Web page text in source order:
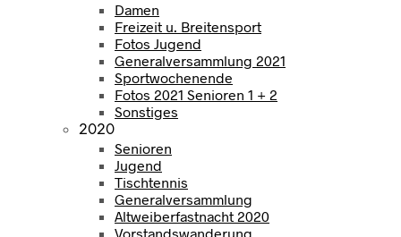
Damen
Freizeit u. Breitensport
Fotos Jugend
Generalversammlung 2021
Sportwochenende
Fotos 2021 Senioren 1 + 2
Sonstiges
2020
Senioren
Jugend
Tischtennis
Generalversammlung
Altweiberfastnacht 2020
Vorstandswanderung